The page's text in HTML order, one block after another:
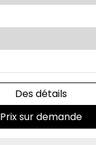
Des détails
Prix sur demande